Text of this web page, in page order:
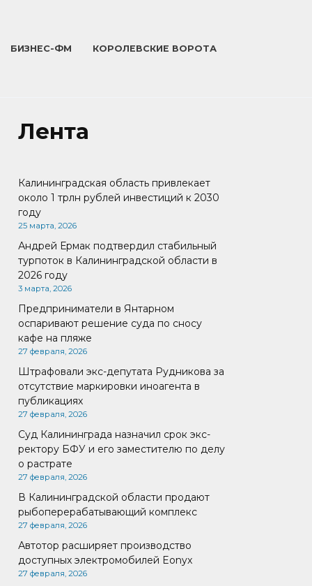
БИЗНЕС-ФМ КОРОЛЕВСКИЕ ВОРОТА
Лента
Калининградская область привлекает
около 1 трлн рублей инвестиций к 2030
году
25 марта, 2026
Андрей Ермак подтвердил стабильный
турпоток в Калининградской области в
2026 году
3 марта, 2026
Предприниматели в Янтарном
оспаривают решение суда по сносу
кафе на пляже
27 февраля, 2026
Штрафовали экс-депутата Рудникова за
отсутствие маркировки иноагента в
публикациях
27 февраля, 2026
Суд Калининграда назначил срок экс-
ректору БФУ и его заместителю по делу
о растрате
27 февраля, 2026
В Калининградской области продают
рыбоперерабатывающий комплекс
27 февраля, 2026
Автотор расширяет производство
доступных электромобилей Eonyx
27 февраля, 2026